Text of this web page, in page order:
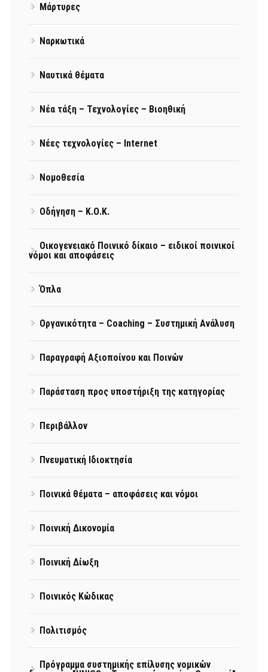
Μάρτυρες
Ναρκωτικά
Ναυτικά θέματα
Νέα τάξη – Τεχνολογίες – Βιοηθική
Νέες τεχνολογίες – Internet
Νομοθεσία
Οδήγηση – Κ.Ο.Κ.
Οικογενειακό Ποινικό δίκαιο – ειδικοί ποινικοί
νόμοι και αποφάσεις
Όπλα
Οργανικότητα – Coaching – Συστημική Ανάλυση
Παραγραφή Αξιοποίνου και Ποινών
Παράσταση προς υποστήριξη της κατηγορίας
Περιβάλλον
Πνευματική Ιδιοκτησία
Ποινικά θέματα – αποφάσεις και νόμοι
Ποινική Δικονομία
Ποινική Δίωξη
Ποινικός Κώδικας
Πολιτισμός
Πρόγραμμα συστημικής επίλυσης νομικών